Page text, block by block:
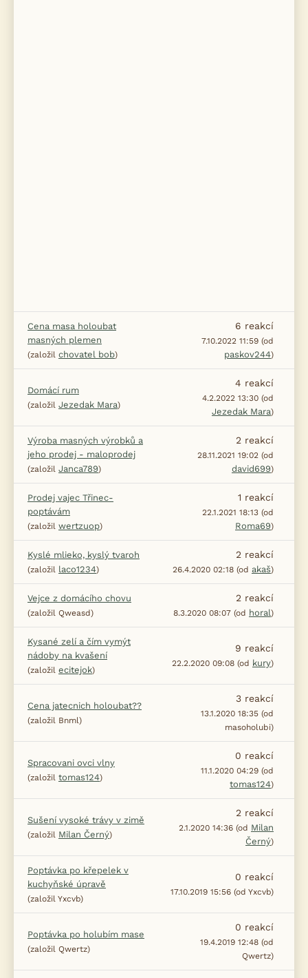
Cena masa holoubat
masných plemen
(založil chovatel bob)
6 reakcí
7.10.2022 11:59 (od
paskov244)
Domácí rum
(založil Jezedak Mara)
4 reakcí
4.2.2022 13:30 (od
Jezedak Mara)
Výroba masných výrobků a
jeho prodej - maloprodej
(založil Janca789)
2 reakcí
28.11.2021 19:02 (od
david699)
Prodej vajec Třinec-
poptávám
(založil wertzuop)
1 reakcí
22.1.2021 18:13 (od
Roma69)
Kyslé mlieko, kyslý tvaroh
(založil laco1234)
2 reakcí
26.4.2020 02:18 (od akaš)
Vejce z domácího chovu
(založil Qweasd)
2 reakcí
8.3.2020 08:07 (od horal)
Kysané zelí a čím vymýt
nádoby na kvašení
(založil ecitejok)
9 reakcí
22.2.2020 09:08 (od kury)
Cena jatecnich holoubat??
(založil Bnml)
3 reakcí
13.1.2020 18:35 (od
masoholubi)
Spracovani ovci vlny
(založil tomas124)
0 reakcí
11.1.2020 04:29 (od
tomas124)
Sušení vysoké trávy v zimě
(založil Milan Černý)
2 reakcí
2.1.2020 14:36 (od Milan
Černý)
Poptávka po křepelek v
kuchyňské úpravě
(založil Yxcvb)
0 reakcí
17.10.2019 15:56 (od Yxcvb)
Poptávka po holubím mase
(založil Qwertz)
0 reakcí
19.4.2019 12:48 (od
Qwertz)